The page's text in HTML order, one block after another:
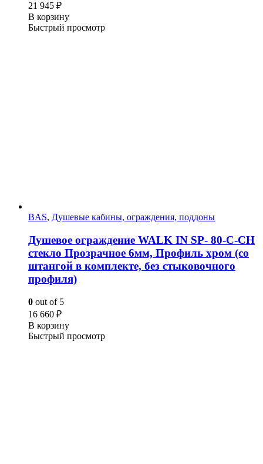
21 945 ₽
В корзину
Быстрый просмотр
BAS, Душевые кабины, ограждения, поддоны
Душевое ограждение WALK IN SP- 80-C-CH
стекло Прозрачное 6мм, Профиль хром (со
штангой в комплекте, без стыковочного
профиля)
0 out of 5
16 660 ₽
В корзину
Быстрый просмотр